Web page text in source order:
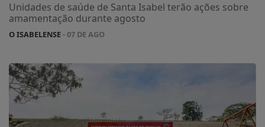
Unidades de saúde de Santa Isabel terão ações sobre
amamentação durante agosto
O ISABELENSE- 07 DE AGO